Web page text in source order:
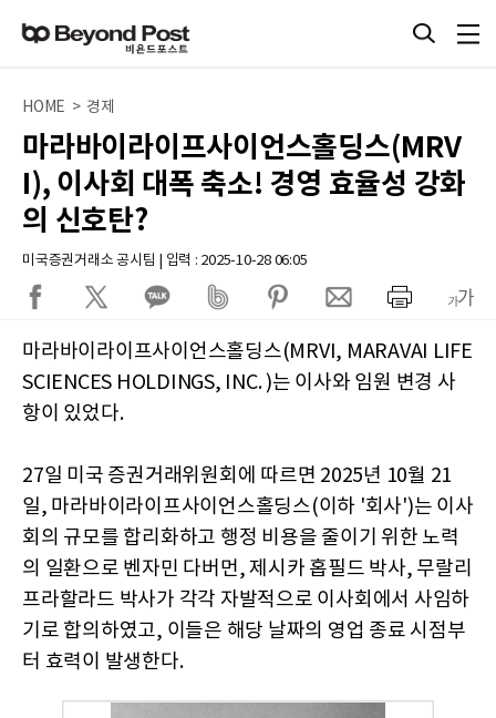
HOME > 경제
마라바이라이프사이언스홀딩스(MRV
I), 이사회 대폭 축소! 경영 효율성 강화
의 신호탄?
미국증권거래소 공시팀 | 입력 : 2025-10-28 06:05
마라바이라이프사이언스홀딩스(MRVI, MARAVAI LIFE
SCIENCES HOLDINGS, INC. )는 이사와 임원 변경 사
항이 있었다.
27일 미국 증권거래위원회에 따르면 2025년 10월 21
일, 마라바이라이프사이언스홀딩스(이하 '회사')는 이사
회의 규모를 합리화하고 행정 비용을 줄이기 위한 노력
의 일환으로 벤자민 다버먼, 제시카 홉필드 박사, 무랄리
프라할라드 박사가 각각 자발적으로 이사회에서 사임하
기로 합의하였고, 이들은 해당 날짜의 영업 종료 시점부
터 효력이 발생한다.